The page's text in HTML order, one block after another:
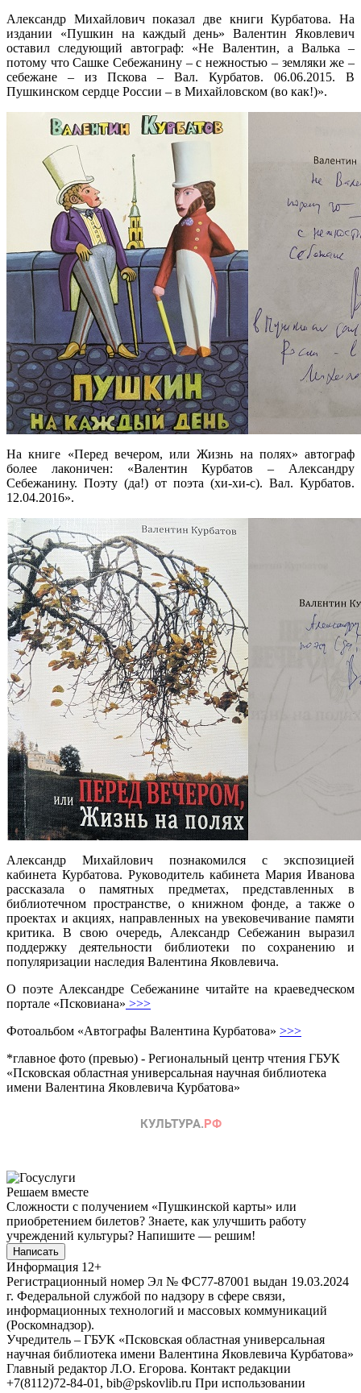
Александр Михайлович показал две книги Курбатова. На
издании «Пушкин на каждый день» Валентин Яковлевич
оставил следующий автограф: «Не Валентин, а Валька –
потому что Сашке Себежанину – с нежностью – земляки же –
себежане – из Пскова – Вал. Курбатов. 06.06.2015. В
Пушкинском сердце России – в Михайловском (во как!)».
На книге «Перед вечером, или Жизнь на полях» автограф
более лаконичен: «Валентин Курбатов – Александру
Себежанину. Поэту (да!) от поэта (хи-хи-с). Вал. Курбатов.
12.04.2016».
Александр Михайлович познакомился с экспозицией
кабинета Курбатова. Руководитель кабинета Мария Иванова
рассказала о памятных предметах, представленных в
библиотечном пространстве, о книжном фонде, а также о
проектах и акциях, направленных на увековечивание памяти
критика. В свою очередь, Александр Себежанин выразил
поддержку деятельности библиотеки по сохранению и
популяризации наследия Валентина Яковлевича.
О поэте Александре Себежанине читайте на краеведческом
портале «Псковиана» >>>
Фотоальбом «Автографы Валентина Курбатова» >>>
*главное фото (превью) - Региональный центр чтения ГБУК
«Псковская областная универсальная научная библиотека
имени Валентина Яковлевича Курбатова»
Решаем вместе
Сложности с получением «Пушкинской карты» или
приобретением билетов? Знаете, как улучшить работу
учреждений культуры? Напишите — решим!
Написать
Информация 12+
Регистрационный номер Эл № ФС77-87001 выдан 19.03.2024
г. Федеральной службой по надзору в сфере связи,
информационных технологий и массовых коммуникаций
(Роскомнадзор).
Учредитель – ГБУК «Псковская областная универсальная
научная библиотека имени Валентина Яковлевича Курбатова»
Главный редактор Л.О. Егорова. Контакт редакции
+7(8112)72-84-01, bib@pskovlib.ru При использовании